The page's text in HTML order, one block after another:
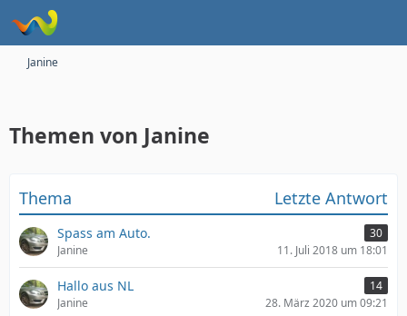
Janine
Themen von Janine
Thema Letzte Antwort
Spass am Auto.
30
Janine
11. Juli 2018 um 18:01
Hallo aus NL
14
Janine
28. März 2020 um 09:21